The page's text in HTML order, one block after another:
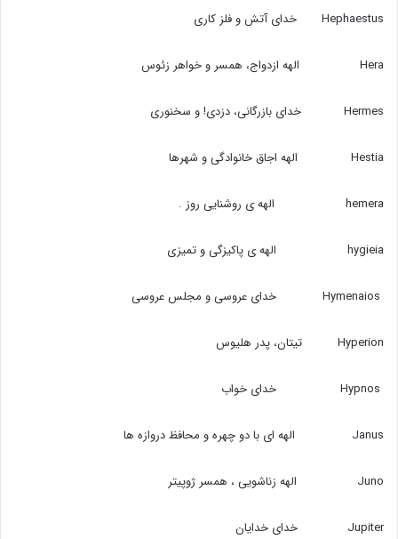
Hephaestus خدای آتش و فلز کاری
Hera الهه ازدواج،‌ همسر و خواهر زئوس
Hermes خدای بازرگانی،‌ دزدی! و سخنوری
Hestia الهه اجاق خانوادگی و شهرها
hemera الهه ی روشنایی روز .
hygieia الهه ی پاکیزگی و تمیزی
Hyperion تیتان،‌ پدر هلیوس
Janus الهه ای با دو چهره و محافظ دروازه ها
Juno الهه زناشویی ،‌ همسر ژوپیتر
Jupiter خدای خدایان